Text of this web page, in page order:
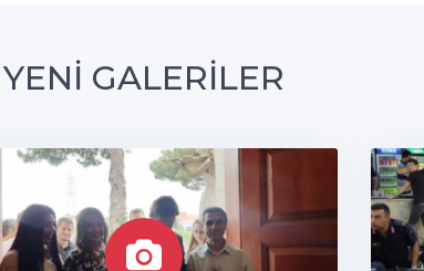
YENİ GALERİLER